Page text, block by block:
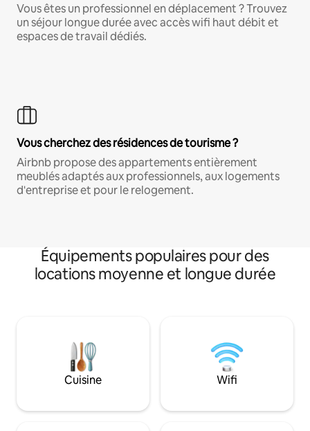
Vous êtes un professionnel en déplacement ? Trouvez
un séjour longue durée avec accès wifi haut débit et
espaces de travail dédiés.
Vous cherchez des résidences de tourisme ?
Airbnb propose des appartements entièrement
meublés adaptés aux professionnels, aux logements
d'entreprise et pour le relogement.
Équipements populaires pour des
locations moyenne et longue durée
Cuisine Wifi